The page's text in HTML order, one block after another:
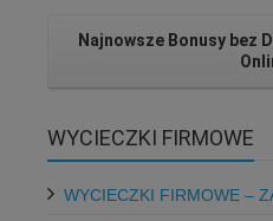
Najnowsze Bonusy bez
WYCIECZKI FIRMOWE
WYCIECZKI FIRMOWE –